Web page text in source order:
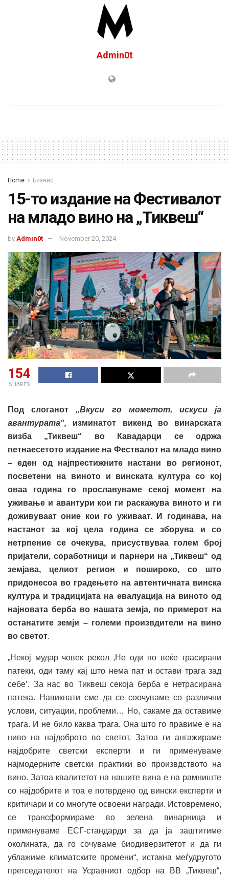
Admin0t
Home Бизнис
15-то издание на Фестивалот
на младо вино на „Тиквеш“
by Admin0t November 20, 2024
154
SHARES
Под слоганот„Вкуси го мометот, искуси ја
авантурата“, изминатот викенд во винарската
визба „Тиквеш“ во Кавадарци се одржа
петнаесетото издание на Фествалот на младо вино
– еден од најпрестижните настани во регионот,
посветени на виното и винската култура со кој
оваа година го прославуваме секој момент на
уживање и авантури кои ги раскажува виното и ги
доживуваат оние кои го уживаат. И годинава, на
настанот за кој цела година се зборува и со
нетрпение се очекува, присуствуваа голем број
пријатели, соработници и парнери на „Тиквеш“ од
земјава, целиот регион и пошироко, со што
придонесоа во градењето на автентичната винска
култура и традицијата на евалуација на виното од
најновата берба во нашата земја, по примерот на
останатите земји – големи произвдители на вино
во светот.
„Некој мудар човек рекол ,Не оди по веќе трасирани
патеки, оди таму кај што нема пат и остави трага зад
себе’. За нас во Тиквеш секоја берба е нетрасирана
патека. Навикнати сме да се соочуваме со различни
услови, ситуации, проблеми… Но, сакаме да оставиме
трага. И не било каква трага. Она што го правиме е на
ниво на најдоброто во светот. Затоа ги ангажираме
најдобрите светски експерти и ги применуваме
најмодерните светски практики во произвдството на
вино. Затоа квалитетот на нашите вина е на рамниште
со најдобрите и тоа е потврдено од вински експерти и
критичари и со многуте освоени награди. Истовремено,
се трансформираме во зелена винарница и
применуваме ЕСГ-стандарди за да ја заштитиме
околината, да го сочуваме биодиверзитетот и да ги
ублажиме климатските промени“, истакна меѓудругото
претседателот на Усравниот одбор на ВВ „Тиквеш“,